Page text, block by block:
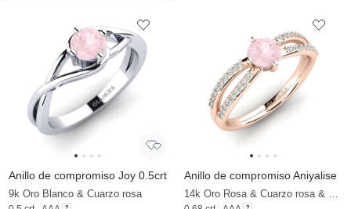
Anillo de compromiso Joy 0.5crt
9k Oro Blanco & Cuarzo rosa
Anillo de compromiso Aniyalise